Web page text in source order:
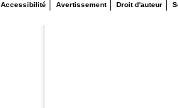
Accessibilité Avertissement Droit d'auteur